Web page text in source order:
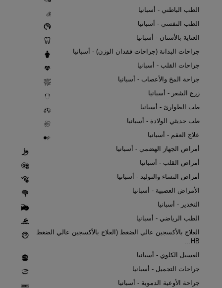
الطب الباطني - أسبانيا
الطب النفسي - أسبانيا
العناية بالأسنان - أسبانيا
جراحات البدانة (جراحات فقدان الوزن) - أسبانيا
جراحات القلب - أسبانيا
جراحة المخ والأعصاب - أسبانيا
زرع الشعر - أسبانيا
طب الطوارئ - أسبانيا
طب حديثي الولادة - أسبانيا
علاج العقم - أسبانيا
أمراض الجهاز الهضمي - أسبانيا
أمراض القلب - أسبانيا
أمراض النساء والتوليد - أسبانيا
الأمراض العصبية - أسبانيا
التخدير - أسبانيا
الطب الرياضي - أسبانيا
العلاج بالأكسجين عالي الضغط (العلاج بالأكسجين عالي الضغط
HB...
الغسيل الكلوي - أسبانيا
جراحات التجميل - أسبانيا
جراحة الأوعية الدموية - أسبانيا